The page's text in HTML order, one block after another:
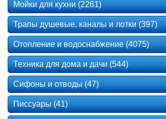
Мойки для кухни (2261)
Трапы душевые, каналы и лотки (397)
Отопление и водоснабжение (4075)
Техника для дома и дачи (544)
Сифоны и отводы (47)
Писсуары (41)